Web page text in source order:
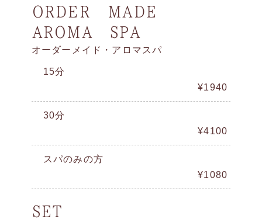
ORDER MADE
AROMA SPA
オーダーメイド・アロマスパ
15分
¥1940
30分
¥4100
スパのみの方
¥1080
SET